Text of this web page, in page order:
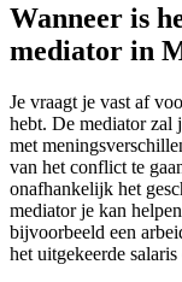
Wanneer is
mediator in
Je vraagt je vast af
hebt. De mediator zal
met
van het conflict te
onafhankelijk het
mediator je kan
bijvoorbeeld een
het uitgekeerde